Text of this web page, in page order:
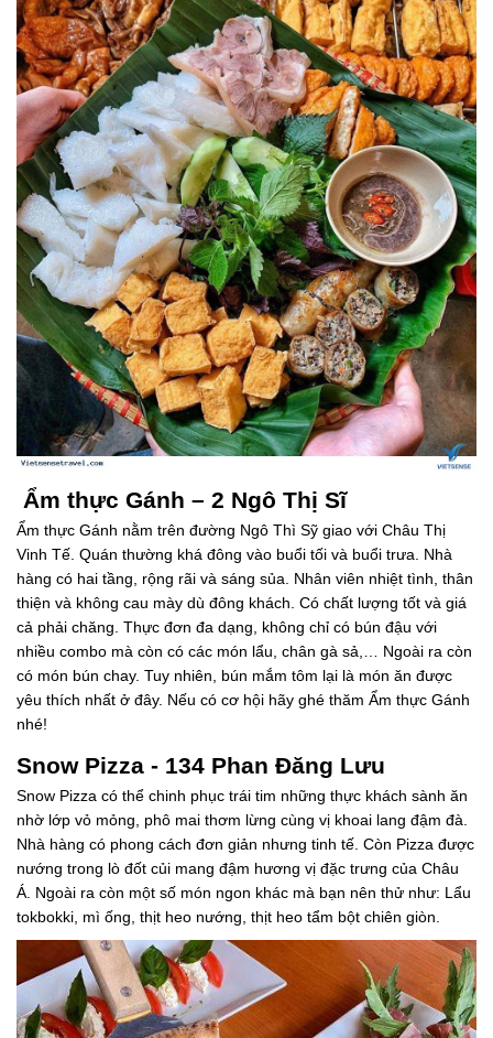
Ẩm thực Gánh – 2 Ngô Thị Sĩ
Ẩm thực Gánh nằm trên đường Ngô Thì Sỹ giao với Châu Thị
Vinh Tế. Quán thường khá đông vào buổi tối và buổi trưa. Nhà
hàng có hai tầng, rộng rãi và sáng sủa. Nhân viên nhiệt tình, thân
thiện và không cau mày dù đông khách. Có chất lượng tốt và giá
cả phải chăng. Thực đơn đa dạng, không chỉ có bún đậu với
nhiều combo mà còn có các món lẩu, chân gà sả,… Ngoài ra còn
có món bún chay. Tuy nhiên, bún mắm tôm lại là món ăn được
yêu thích nhất ở đây. Nếu có cơ hội hãy ghé thăm Ẩm thực Gánh
nhé!
Snow Pizza - 134 Phan Đăng Lưu
Snow Pizza có thể chinh phục trái tim những thực khách sành ăn
nhờ lớp vỏ mỏng, phô mai thơm lừng cùng vị khoai lang đậm đà.
Nhà hàng có phong cách đơn giản nhưng tinh tế. Còn Pizza được
nướng trong lò đốt củi mang đậm hương vị đặc trưng của Châu
Á. Ngoài ra còn một số món ngon khác mà bạn nên thử như: Lẩu
tokbokki, mì ống, thịt heo nướng, thịt heo tẩm bột chiên giòn.